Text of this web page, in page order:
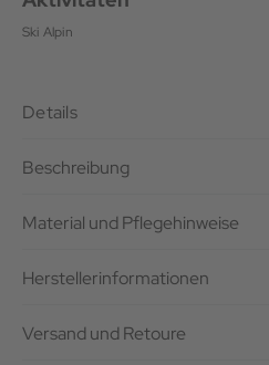
Ski Alpin
Details
Beschreibung
Material und Pflegehinweise
Herstellerinformationen
Versand und Retoure